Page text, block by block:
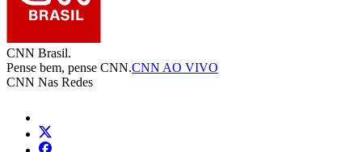
CNN Brasil.
Pense bem, pense CNN.CNN AO VIVO
CNN Nas Redes